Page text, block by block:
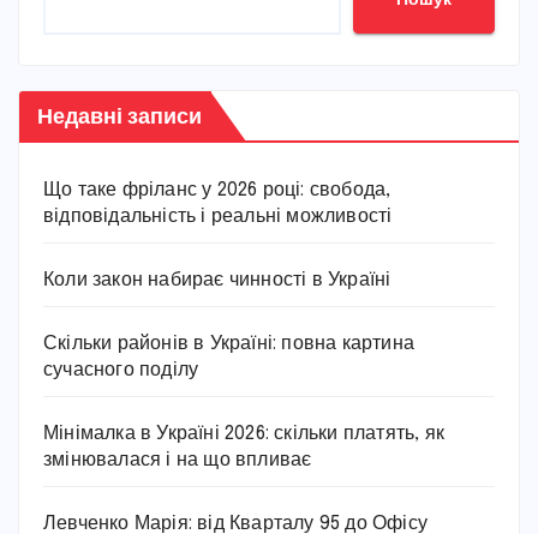
Недавні записи
Що таке фріланс у 2026 році: свобода,
відповідальність і реальні можливості
Коли закон набирає чинності в Україні
Скільки районів в Україні: повна картина
сучасного поділу
Мінімалка в Україні 2026: скільки платять, як
змінювалася і на що впливає
Левченко Марія: від Кварталу 95 до Офісу